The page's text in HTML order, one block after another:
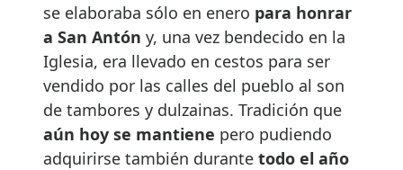
se elaboraba sólo en enero para honrar
a San Antón y, una vez bendecido en la
Iglesia, era llevado en cestos para ser
vendido por las calles del pueblo al son
de tambores y dulzainas. Tradición que
aún hoy se mantiene pero pudiendo
adquirirse también durante todo el año